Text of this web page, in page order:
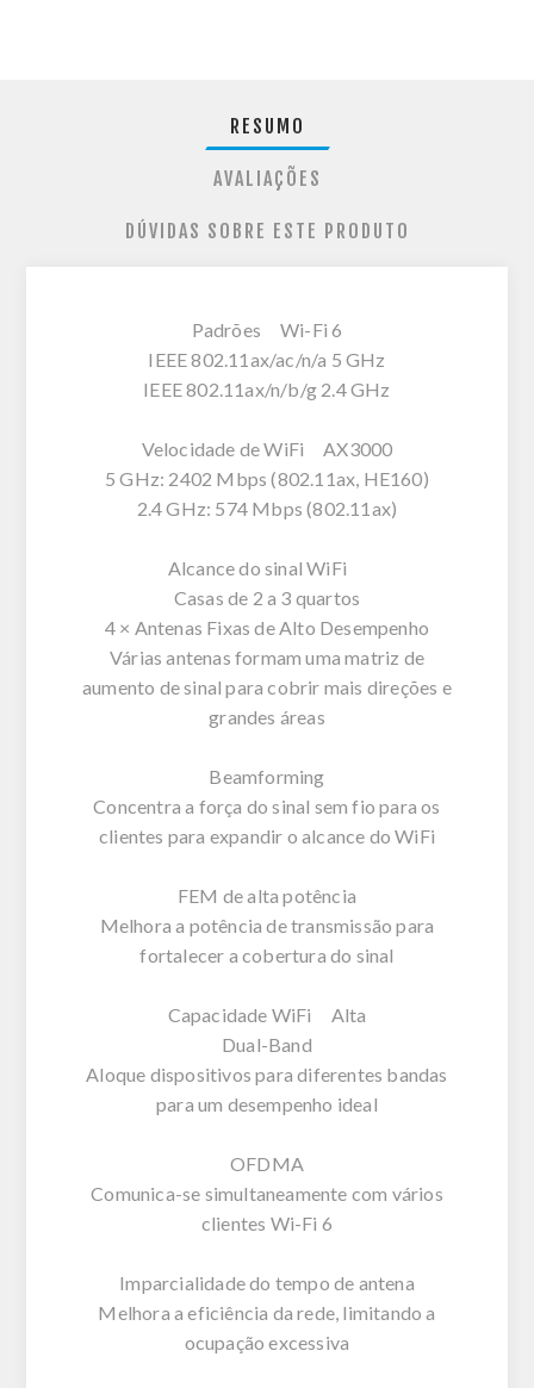
RESUMO
AVALIAÇÕES
DÚVIDAS SOBRE ESTE PRODUTO
Padrões Wi-Fi 6
IEEE 802.11ax/ac/n/a 5 GHz
IEEE 802.11ax/n/b/g 2.4 GHz
Velocidade de WiFi AX3000
5 GHz: 2402 Mbps (802.11ax, HE160)
2.4 GHz: 574 Mbps (802.11ax)
Alcance do sinal WiFi
Casas de 2 a 3 quartos
4 × Antenas Fixas de Alto Desempenho
Várias antenas formam uma matriz de
aumento de sinal para cobrir mais direções e
grandes áreas
Beamforming
Concentra a força do sinal sem fio para os
clientes para expandir o alcance do WiFi
FEM de alta potência
Melhora a potência de transmissão para
fortalecer a cobertura do sinal
Capacidade WiFi Alta
Dual-Band
Aloque dispositivos para diferentes bandas
para um desempenho ideal
OFDMA
Comunica-se simultaneamente com vários
clientes Wi-Fi 6
Imparcialidade do tempo de antena
Melhora a eficiência da rede, limitando a
ocupação excessiva